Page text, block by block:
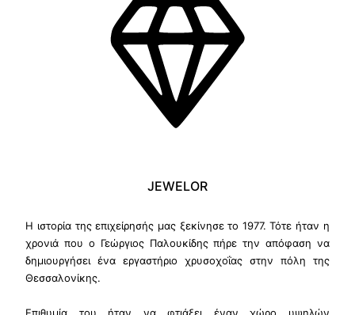
JEWELOR
Η ιστορία της επιχείρησής μας ξεκίνησε το 1977. Τότε ήταν η
χρονιά που ο Γεώργιος Παλουκίδης πήρε την απόφαση να
δημιουργήσει ένα εργαστήριο χρυσοχοΐας στην πόλη της
Θεσσαλονίκης.